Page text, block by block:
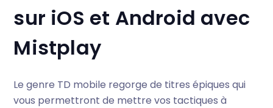
sur iOS et Android avec
Mistplay
Le genre TD mobile regorge de titres épiques qui
vous permettront de mettre vos tactiques à